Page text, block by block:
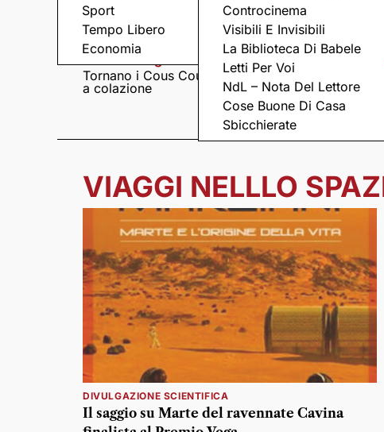
Sport
Tempo Libero
Economia
Controcinema
Visibili E Invisibili
La Biblioteca Di Babele
Letti Per Voi
NdL – Nota Del Lettore
Cose Buone Di Casa
Sbicchierate
Eventi a Ravenna e dintorni
Tornano i Cous Cous
a colazione
Giovedì 6 Agosto
Visita serale nella
Pieve romanica di
San Pietro in Sylvis
VIAGGI NELLLO
DIVULGAZIONE SCIENTIFICA
Il saggio su Marte del ravennate Cavina